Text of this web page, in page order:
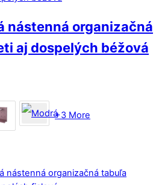
nástenná organizačná
aj dospelých béžová
+3 More